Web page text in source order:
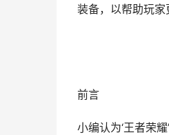
装备，以帮助玩
前言
小编认为‘王者荣